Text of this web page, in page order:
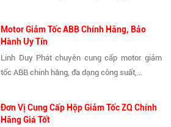
Motor Giảm Tốc ABB Chính Hãng, Bảo
Hành Uy Tín
Linh Duy Phát chuyên cung cấp motor giảm
tốc ABB chính hãng, đa dạng công suất,...
Đơn Vị Cung Cấp Hộp Giảm Tốc ZQ Chính
Hãng Giá Tốt